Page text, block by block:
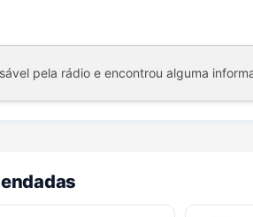
pela rádio e encontrou alguma